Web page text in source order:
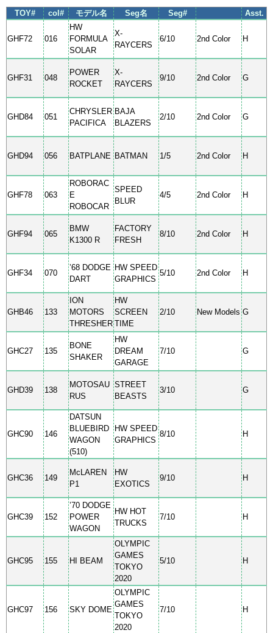
TOY# col# モデル名 Seg名 Seg# Asst.
GHF72 016
HW
FORMULA
SOLAR
X-
RAYCERS
6/10 2nd Color H
GHF31 048
POWER
ROCKET
X-
RAYCERS
9/10 2nd Color G
GHD84 051
CHRYSLER
PACIFICA
BAJA
BLAZERS
2/10 2nd Color G
GHD94 056 BATPLANE BATMAN 1/5 2nd Color H
GHF78 063
ROBORAC
E
ROBOCAR
SPEED
BLUR
4/5 2nd Color H
GHF94 065
BMW
K1300 R
FACTORY
FRESH
8/10 2nd Color H
GHF34 070
’68 DODGE
DART
HW SPEED
GRAPHICS
5/10 2nd Color H
GHB46 133
ION
MOTORS
THRESHER
HW
SCREEN
TIME
2/10 New Models G
GHC27 135
BONE
SHAKER
HW
DREAM
GARAGE
7/10 G
GHD39 138
MOTOSAU
RUS
STREET
BEASTS
3/10 G
GHC90 146
DATSUN
BLUEBIRD
WAGON
(510)
HW SPEED
GRAPHICS
8/10 H
GHC36 149
McLAREN
P1
HW
EXOTICS
9/10 H
GHC39 152
’70 DODGE
POWER
WAGON
HW HOT
TRUCKS
7/10 H
GHC95 155 HI BEAM
OLYMPIC
GAMES
TOKYO
2020
5/10 H
GHC97 156 SKY DOME
OLYMPIC
GAMES
TOKYO
2020
7/10 H